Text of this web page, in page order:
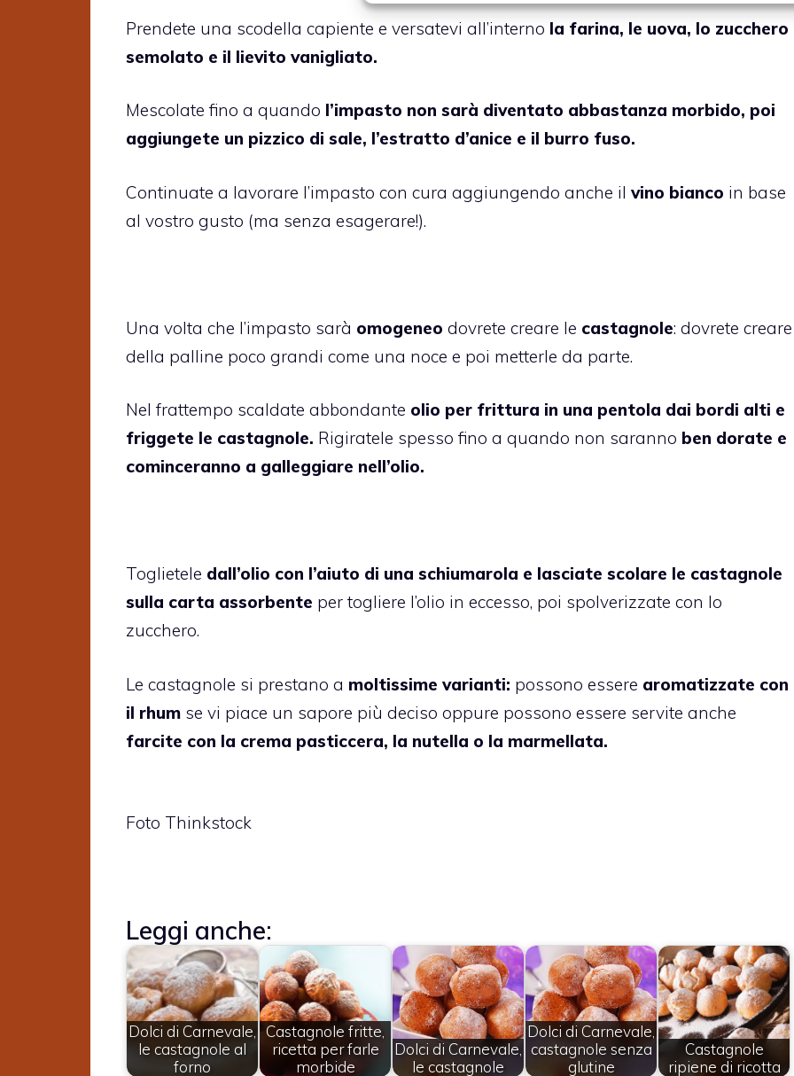
Prendete una scodella capiente e versatevi all’interno la farina, le uova, lo zucchero
semolato e il lievito vanigliato.
Mescolate fino a quando l’impasto non sarà diventato abbastanza morbido, poi
aggiungete un pizzico di sale, l’estratto d’anice e il burro fuso.
Continuate a lavorare l’impasto con cura aggiungendo anche il vino bianco in base
al vostro gusto (ma senza esagerare!).
Una volta che l’impasto sarà omogeneo dovrete creare le castagnole: dovrete creare
della palline poco grandi come una noce e poi metterle da parte.
Nel frattempo scaldate abbondante olio per frittura in una pentola dai bordi alti e
friggete le castagnole. Rigiratele spesso fino a quando non saranno ben dorate e
cominceranno a galleggiare nell’olio.
Toglietele dall’olio con l’aiuto di una schiumarola e lasciate scolare le castagnole
sulla carta assorbente per togliere l’olio in eccesso, poi spolverizzate con lo
zucchero.
Le castagnole si prestano a moltissime varianti: possono essere aromatizzate con
il rhum se vi piace un sapore più deciso oppure possono essere servite anche
farcite con la crema pasticcera, la nutella o la marmellata.
Foto Thinkstock
Leggi anche:
Dolci di Carnevale,
le castagnole al
forno
Castagnole fritte,
ricetta per farle
morbide
Dolci di Carnevale,
le castagnole
Dolci di Carnevale,
castagnole senza
glutine
Castagnole
ripiene di ricotta